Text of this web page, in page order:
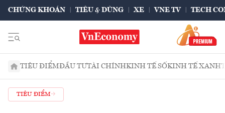
CHỨNG KHOÁN TIÊU & DÙNG XE VNE TV TECH
TIÊU ĐIỂMĐẦU TƯTÀI CHÍNHKINH TẾ SỐKINH TẾ XANH
TIÊU ĐIỂM